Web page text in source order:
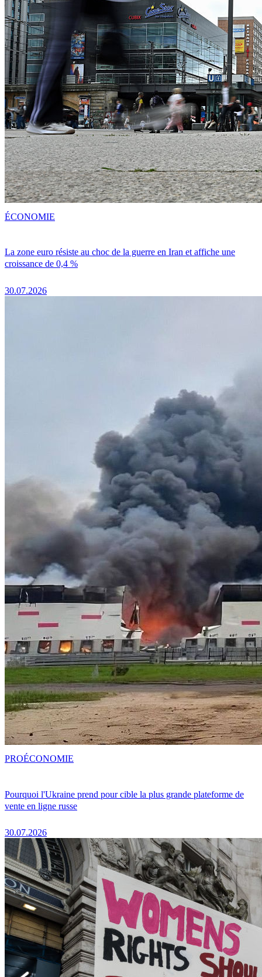
La zone euro résiste au choc de la guerre en Iran et affiche une
croissance de 0,4 %
30.07.2026
ÉCONOMIE
Pourquoi l'Ukraine prend pour cible la plus grande plateforme de
vente en ligne russe
30.07.2026
PROÉCONOMIE